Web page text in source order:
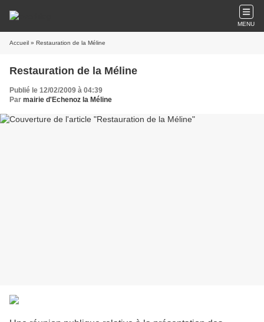
MENU
Accueil » Restauration de la Méline
Restauration de la Méline
Publié le 12/02/2009 à 04:39
Par mairie d'Echenoz la Méline